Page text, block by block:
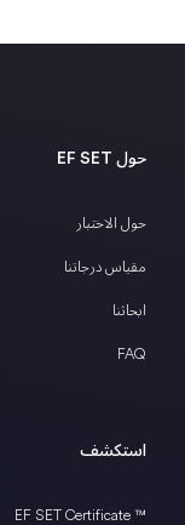
حول EF SET
حول الاختبار
مقياس درجاتنا
ابحاثنا
FAQ
استكشف
™ EF SET Certificate